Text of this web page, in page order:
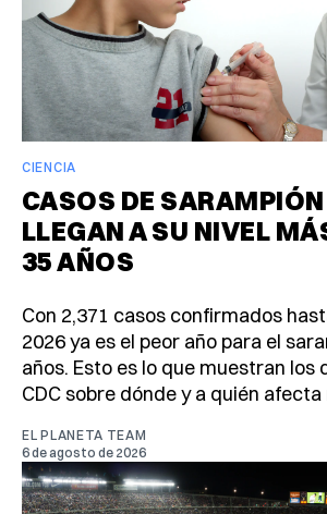
CIENCIA
CASOS DE SARAMPIÓN
LLEGAN A SU NIVEL
35 AÑOS
Con 2,371 casos confirmados
2026 ya es el peor año para el
años. Esto es lo que muestran los
CDC sobre dónde y a quién afecta
EL PLANETA TEAM
6 de agosto de 2026